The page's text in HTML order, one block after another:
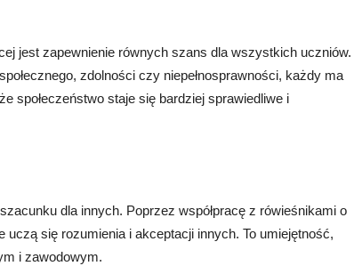
jest zapewnienie równych szans dla wszystkich uczniów.
zdolności czy niepełnosprawności, każdy ma
społeczeństwo staje się bardziej sprawiedliwe i
dla innych. Poprzez współpracę z rówieśnikami o
się rozumienia i akceptacji innych. To umiejętność,
i zawodowym.